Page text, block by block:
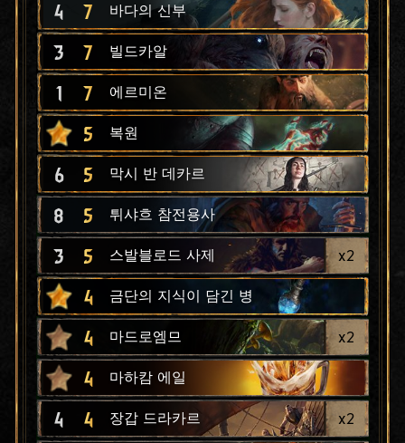
4 7 바다의 신부
3 7 빌드카알
1 7 에르미온
5 복원
6 5 막시 반 데카르
8 5 튀샤흐 참전용사
3 5 스발블로드 사제 x2
4 금단의 지식이 담긴 병
4 마드로엠므 x2
4 마하캄 에일
4 4 장갑 드라카르 x2